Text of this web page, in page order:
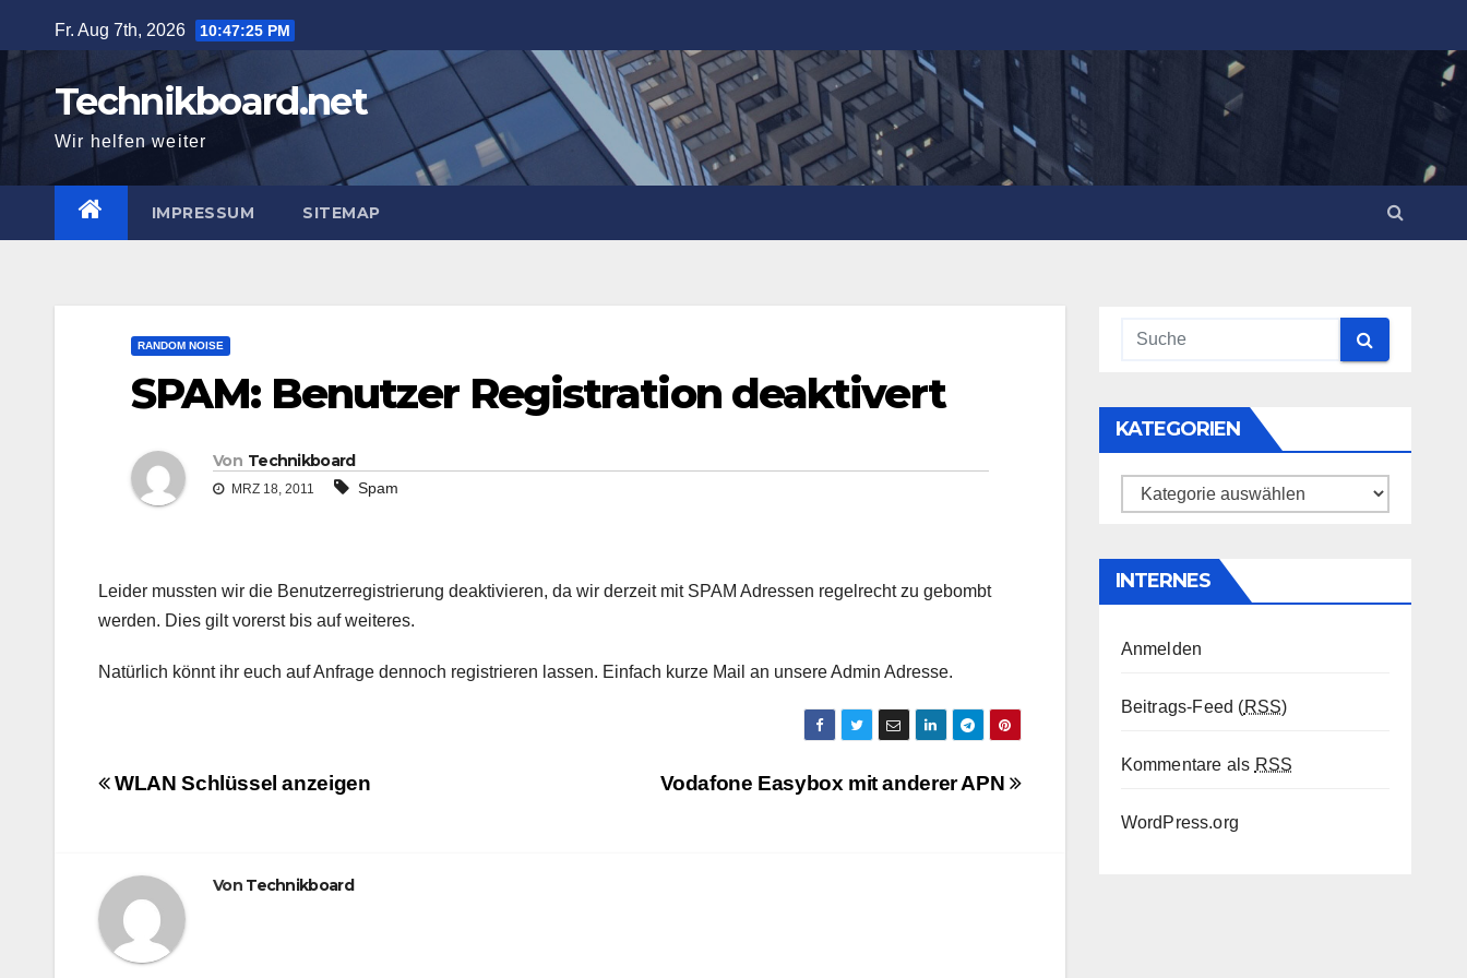
Inhalt
Fr. Aug 7th, 2026 10:47:25 PM
Technikboard.net
Wir helfen weiter
IMPRESSUM SITEMAP
RANDOM NOISE
SPAM: Benutzer Registration deaktivert
Von Technikboard
MRZ 18, 2011 Spam
Leider mussten wir die Benutzerregistrierung deaktivieren, da wir derzeit mit SPAM Adressen regelrecht zu gebombt
werden. Dies gilt vorerst bis auf weiteres.
Natürlich könnt ihr euch auf Anfrage dennoch registrieren lassen. Einfach kurze Mail an unsere Admin Adresse.
Beitrags-
Vodafone Easybox mit anderer APN
WLAN Schlüssel anzeigen
Von Technikboard
KATEGORIEN
Kategorien
INTERNES
Anmelden
Beitrags-Feed (RSS)
Kommentare als RSS
WordPress.org